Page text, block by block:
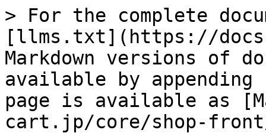
> For the complete
[llms.txt](https://
Markdown versions of
available by
page is available as
cart.jp/core/shop-